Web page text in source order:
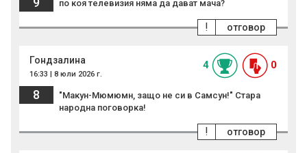
по коя телевизия няма да дават мача?
отговор
!
Гондзалина
16:33 | 8 юли 2026 г.
4 0
8
"Макун-Мюмюмн, защо не си в Самсун!" Стара
народна поговорка!
отговор
!